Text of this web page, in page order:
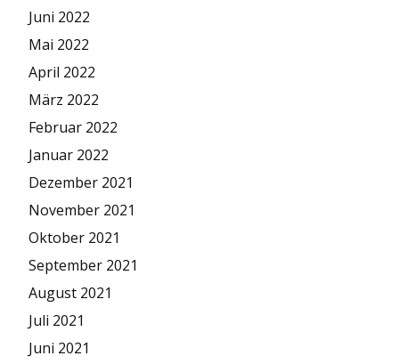
Juni 2022
Mai 2022
April 2022
März 2022
Februar 2022
Januar 2022
Dezember 2021
November 2021
Oktober 2021
September 2021
August 2021
Juli 2021
Juni 2021